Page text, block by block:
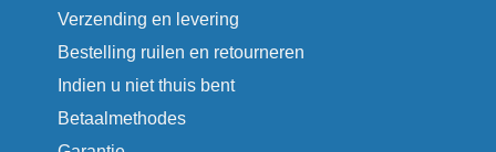
Verzending en levering
Bestelling ruilen en retourneren
Indien u niet thuis bent
Betaalmethodes